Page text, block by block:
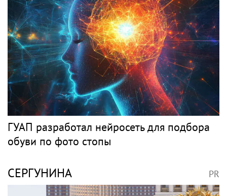
Сергунина: Пятый
фестиваль «Вкусы
России» пройдет в
Москве 13–23 августа
ГУАП — в топ‑6 на
Всероссийской летней
Универсиаде по
спортивному
ориентированию
Национальное
объединение
изыскателей и
проектировщиков
объявляет о приеме
Международный
профессиональный
"Организм начал
сдавать": Волочкова
раскрыла причину
отсутствия фотографий
со шпагатами
Музыкальные
новости